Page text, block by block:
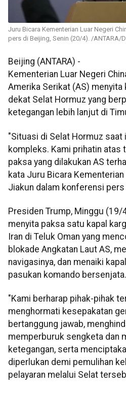
Juru Bicara Kementerian Luar Negeri
pers di Beijing, Senin (20/4). /ANTARA/
Beijing (ANTARA) -
Kementerian Luar Negeri
Amerika Serikat (AS) menyita
dekat Selat Hormuz yang
ketegangan lebih lanjut di
"Situasi di Selat Hormuz saat
kompleks. Kami prihatin atas
paksa yang dilakukan AS
kata Juru Bicara
Jiakun dalam konferensi
Presiden Trump, Minggu (19/
menyita paksa satu kapal
Iran di Teluk Oman yang
blokade Angkatan Laut AS,
navigasinya, dan menaiki
pasukan komando bersenjata.
"Kami berharap pihak-pihak
menghormati kesepakatan
bertanggung jawab,
memperburuk sengketa dan
ketegangan, serta
diperlukan demi pemulihan
pelayaran melalui Selat